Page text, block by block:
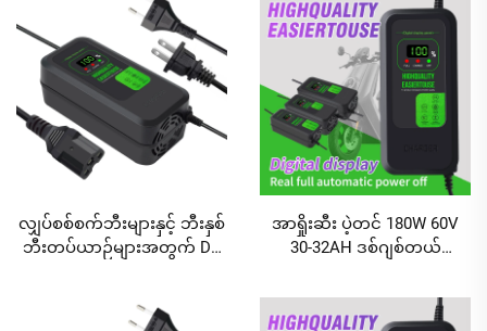
သားပြင်ပါ
လျှပ်စစ်စကူတာဘက်ထရီအား
သွင်းကိရိယာ
လျှပ်စစ်စက်ဘီးများနှင့် ဘီးနှစ်
ဘီးတပ်ယာဉ်များအတွက် DC
များအတွက် 120W/180W
အာရှိုးဆီး ပဲ့တင် 180W 60V
30-32AH ဒစ်ဂျစ်တယ်
စက်ဘီးအတွက် ခဲအက်ဆစ်
ဘက်ထရီ ချာဂျာ AC/DC